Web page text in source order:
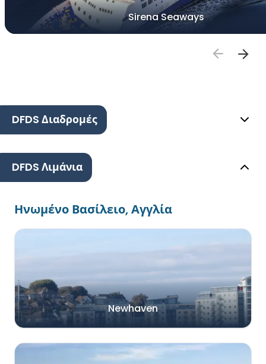
Sirena Seaways
DFDS Διαδρομές
DFDS Λιμάνια
Ηνωμένο Βασίλειο, Αγγλία
Newhaven